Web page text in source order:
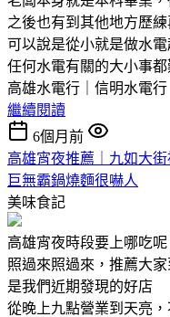
之後也有到其他地方歷
可以說是從小就是做水
任何水電有關的大小事
高雄水電行｜信明水電行
繼續閱讀
6個月前
高雄宵夜推薦｜九如大
巨無霸鍋燒麵很嚇人
美味食記
高雄宵夜時段要上哪吃呢
照過來照過來，推薦大
是我們近期發現的好店
從晚上九點營業到天亮